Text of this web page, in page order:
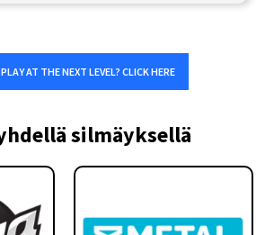
AT THE NEXT LEVEL? CLICK HERE
silmäyksellä